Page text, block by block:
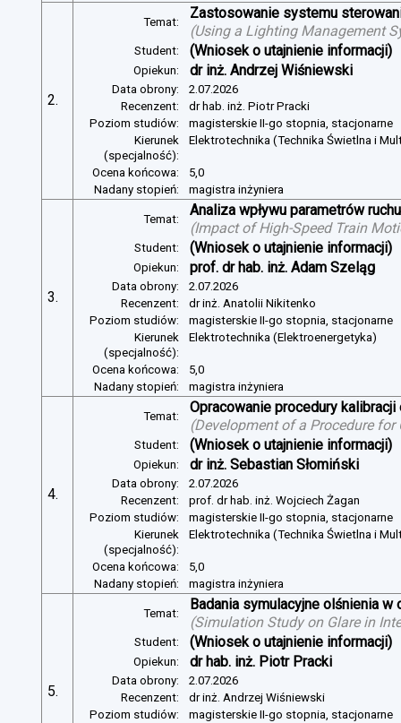
2.
Temat:
Zastosowanie systemu
(Using a Lighting Management
Student: (Wniosek o utajnienie informacji)
Opiekun: dr inż. Andrzej Wiśniewski
Data obrony:
2.07.2026
Recenzent:
dr hab. inż. Piotr Pracki
Poziom studiów:
magisterskie II-go stopnia, stacjonarne
Kierunek
(specjalność):
Elektrotechnika (Technika Świetlna i
Ocena końcowa:
5,0
Nadany stopień:
magistra inżyniera
3.
Temat:
Analiza wpływu parametrów
(Impact of High-Speed Train
Student: (Wniosek o utajnienie informacji)
Opiekun: prof. dr hab. inż. Adam Szeląg
Data obrony:
2.07.2026
Recenzent:
dr inż. Anatolii Nikitenko
Poziom studiów:
magisterskie II-go stopnia, stacjonarne
Kierunek
(specjalność):
Elektrotechnika (Elektroenergetyka)
Ocena końcowa:
5,0
Nadany stopień:
magistra inżyniera
4.
Temat:
Opracowanie procedury
(Development of a Procedure for
Student: (Wniosek o utajnienie informacji)
Opiekun: dr inż. Sebastian Słomiński
Data obrony:
2.07.2026
Recenzent:
prof. dr hab. inż. Wojciech Żagan
Poziom studiów:
magisterskie II-go stopnia, stacjonarne
Kierunek
(specjalność):
Elektrotechnika (Technika Świetlna i
Ocena końcowa:
5,0
Nadany stopień:
magistra inżyniera
5.
Temat:
Badania symulacyjne olśnienia
(Simulation Study on Glare in
Student: (Wniosek o utajnienie informacji)
Opiekun: dr hab. inż. Piotr Pracki
Data obrony:
2.07.2026
Recenzent:
dr inż. Andrzej Wiśniewski
Poziom studiów:
magisterskie II-go stopnia, stacjonarne